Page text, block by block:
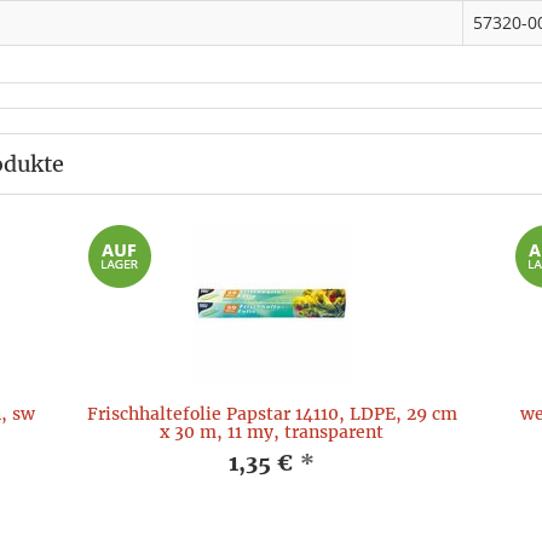
57320-
sw
Frischhaltefolie Papstar 14110, LDPE, 29 cm
x 30 m, 11 my, transparent
1,35 € *